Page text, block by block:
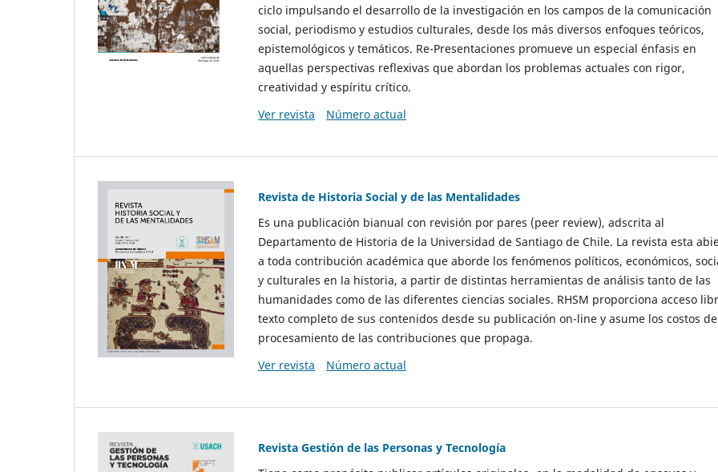
ciclo impulsando el desarrollo de la investigación en los campos de la comunicación
social, periodismo y estudios culturales, desde los más diversos enfoques teóricos,
epistemológicos y temáticos. Re-Presentaciones promueve un especial énfasis en
aquellas perspectivas reflexivas que abordan los problemas actuales con rigor,
creatividad y espíritu crítico.
Ver revista
Número actual
Revista de Historia Social y de las Mentalidades
Es una publicación bianual con revisión por pares (peer review), adscrita al
Departamento de Historia de la Universidad de Santiago de Chile. La revista esta
a toda contribución académica que aborde los fenómenos políticos, económicos,
y culturales en la historia, a partir de distintas herramientas de análisis tanto de las
humanidades como de las diferentes ciencias sociales. RHSM proporciona acceso
texto completo de sus contenidos desde su publicación on-line y asume los costos de
procesamiento de las contribuciones que propaga.
Ver revista
Número actual
Revista Gestión de las Personas y Tecnología